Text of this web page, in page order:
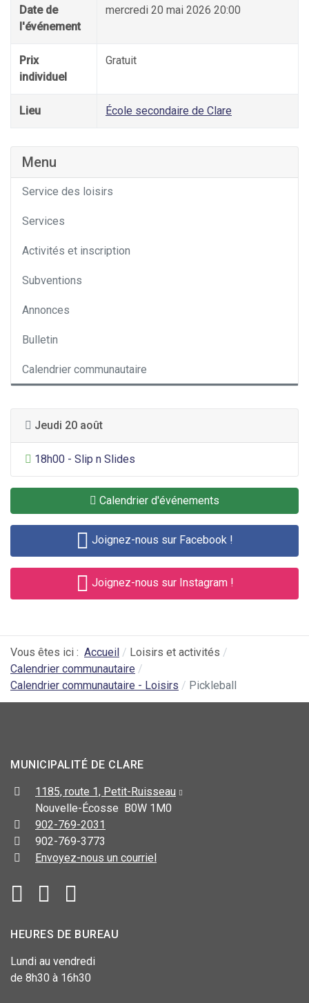
Date de
l'événement
mercredi 20 mai 2026 20:00
Prix
individuel
Gratuit
Lieu École secondaire de Clare
Menu
Service des loisirs
Services
Activités et inscription
Subventions
Annonces
Bulletin
Calendrier communautaire
Jeudi 20 août
Divertissement général
18h00 - Slip n Slides
Calendrier d'événements
Joignez-nous sur Facebook !
Joignez-nous sur Instagram !
Vous êtes ici : Accueil
Loisirs et activités
Calendrier communautaire
Calendrier communautaire - Loisirs
Pickleball
MUNICIPALITÉ DE CLARE
1185, route 1, Petit-Ruisseau
Nouvelle-Écosse B0W 1M0
902-769-2031
902-769-3773
Envoyez-nous un courriel
HEURES DE BUREAU
Lundi au vendredi
de 8h30 à 16h30